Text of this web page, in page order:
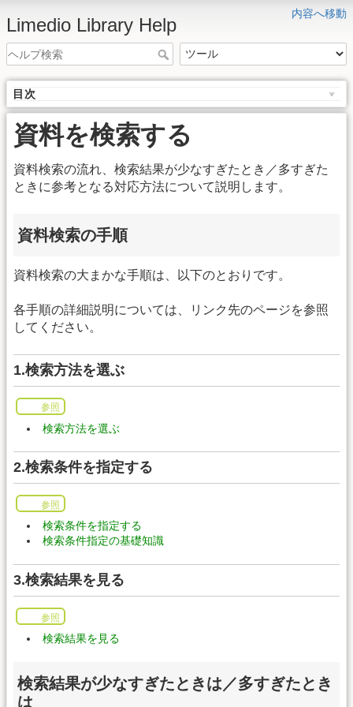
内容へ移動
Limedio Library Help
目次
資料を検索する
資料検索の流れ、検索結果が少なすぎたとき／多すぎた
ときに参考となる対応方法について説明します。
資料検索の手順
資料検索の大まかな手順は、以下のとおりです。
各手順の詳細説明については、リンク先のページを参照
してください。
1.検索方法を選ぶ
参照
検索方法を選ぶ
2.検索条件を指定する
参照
検索条件を指定する
検索条件指定の基礎知識
3.検索結果を見る
参照
検索結果を見る
検索結果が少なすぎたときは／多すぎたとき
は